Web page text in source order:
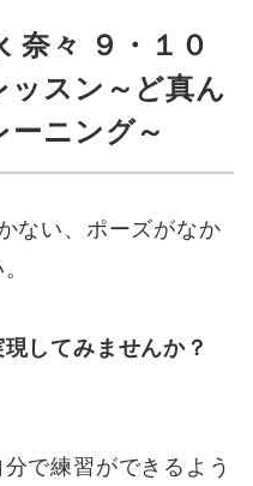
奈々 ９・１０
ッスン～ど真ん
ーニング～
ない、ポーズがなか
してみませんか？
で練習ができるよう